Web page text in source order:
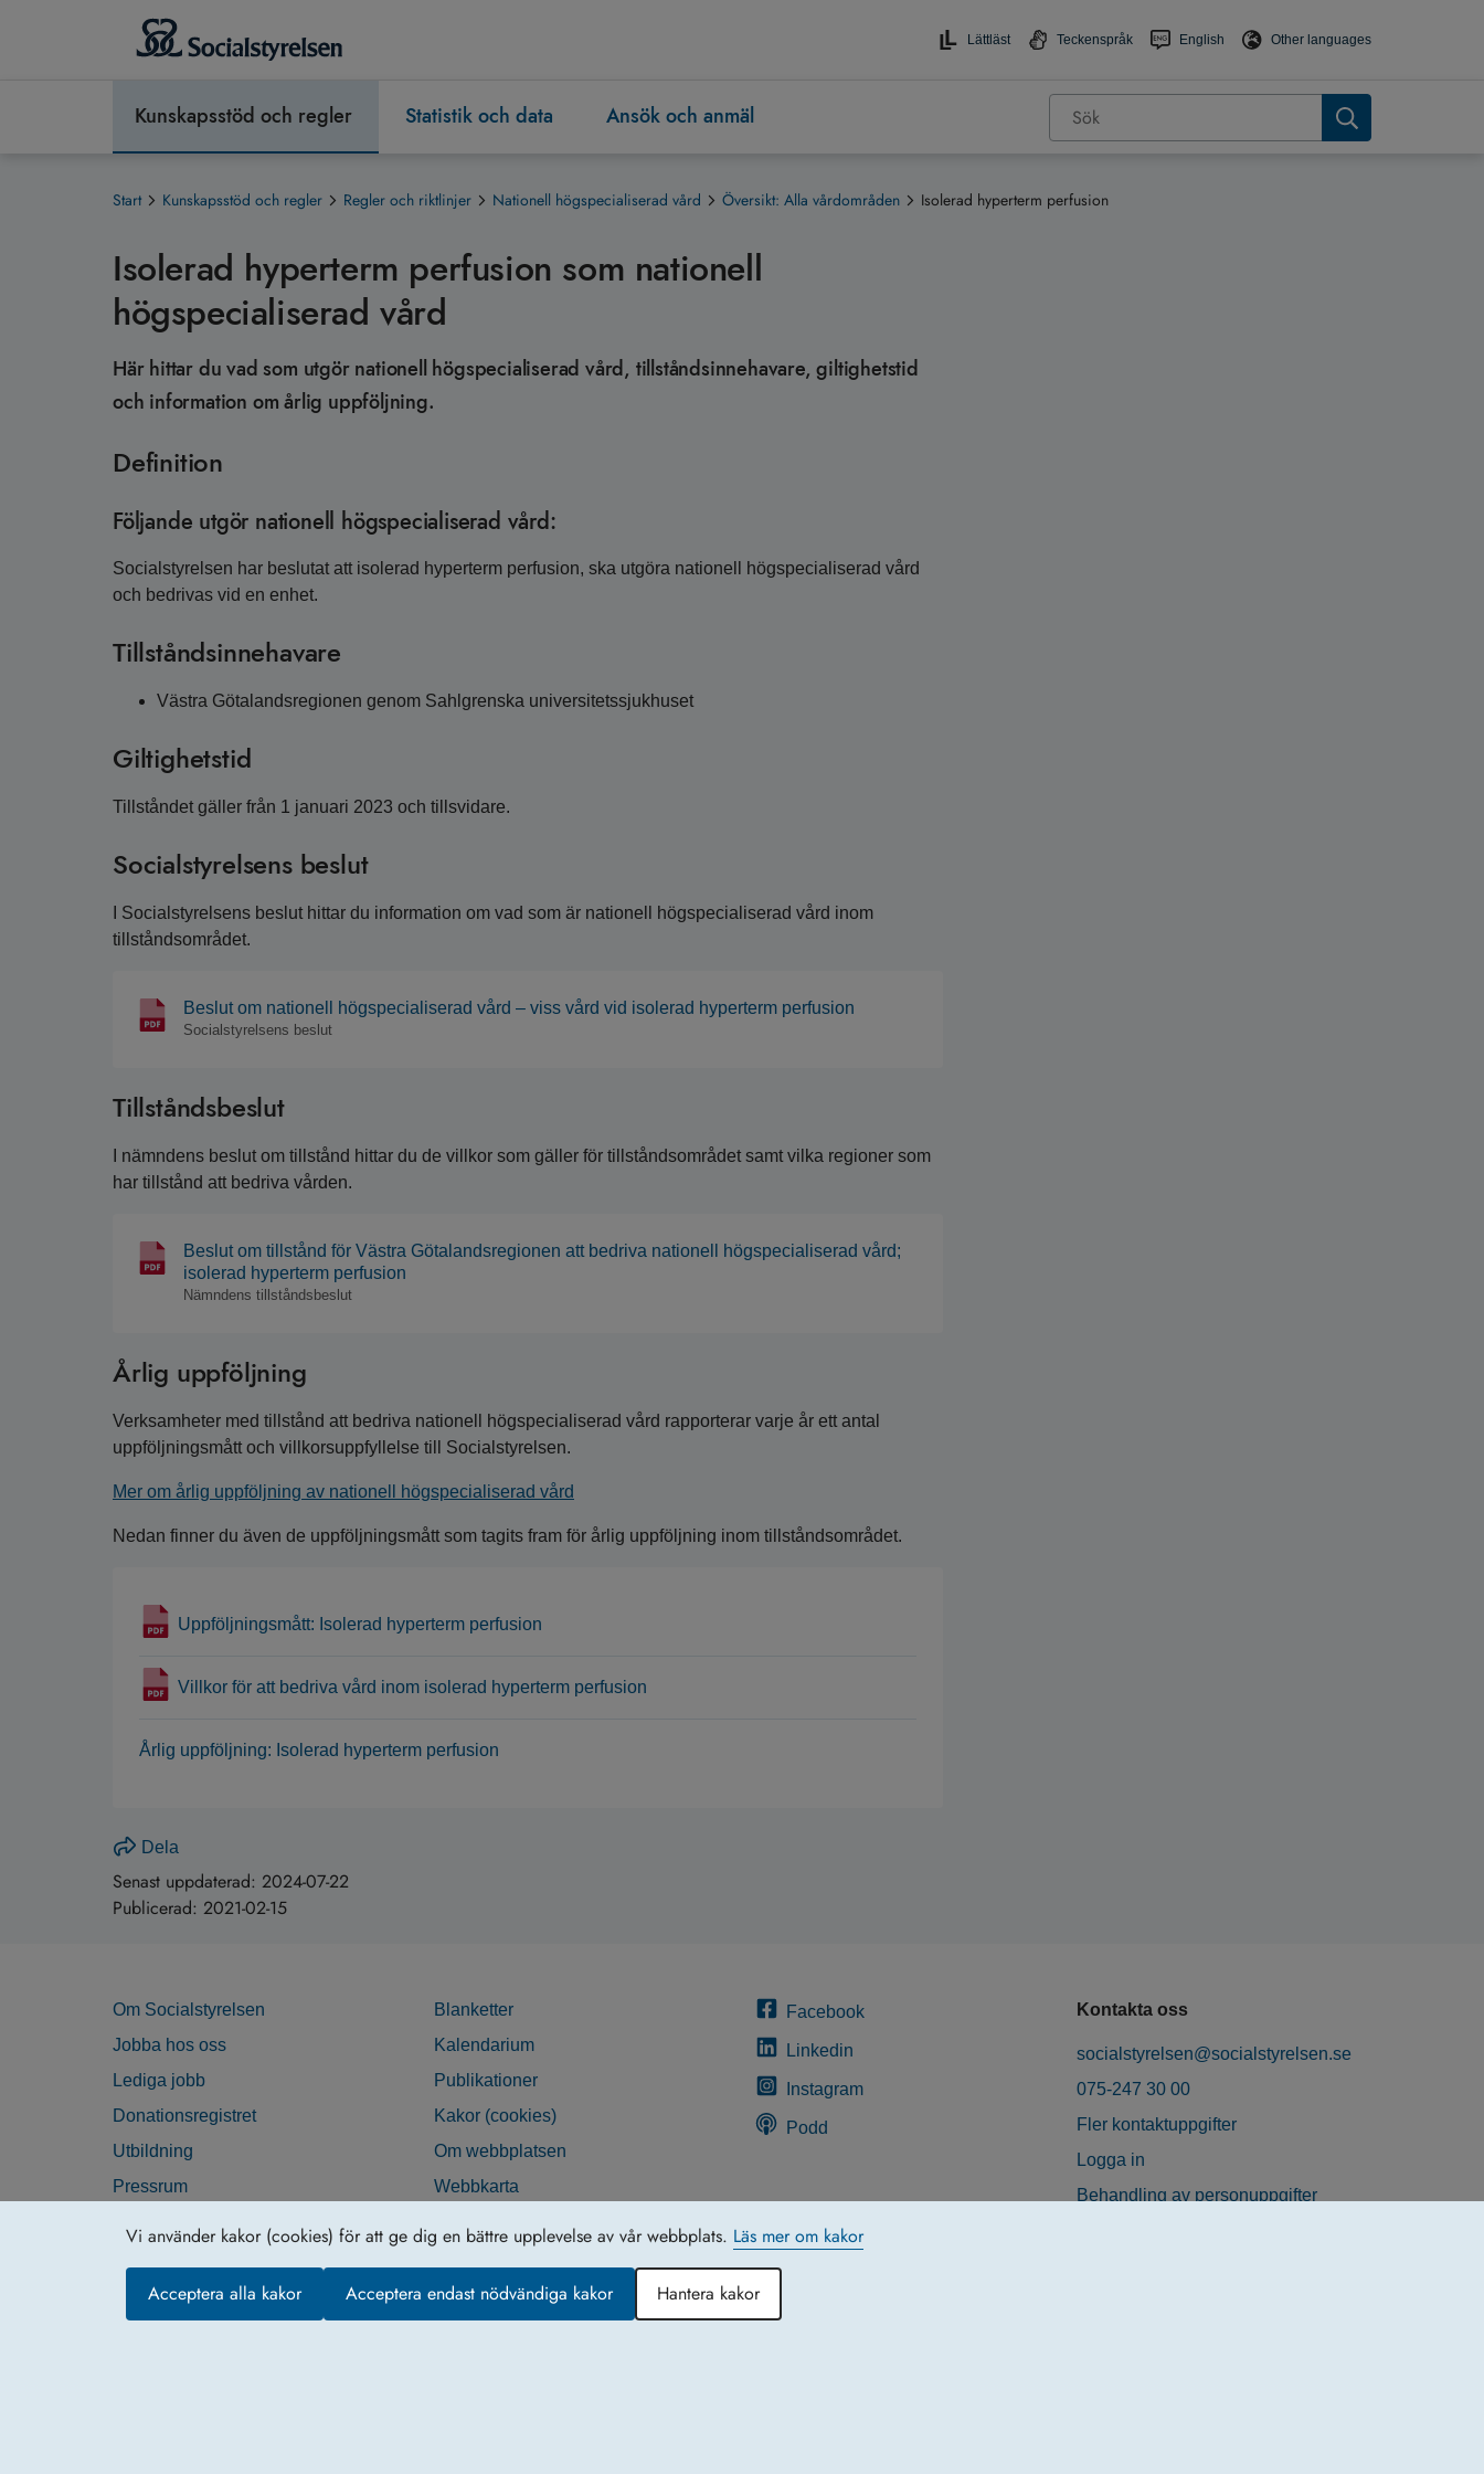
Vi använder kakor (cookies) för att ge dig en bättre upplevelse av vår webbplats. Läs mer om kakor
Acceptera alla kakor Acceptera endast nödvändiga kakor Hantera kakor
Lättläst Teckenspråk English Other languages
Kunskapsstöd och regler Statistik och data Ansök och anmäl
Start Kunskapsstöd och regler Regler och riktlinjer Nationell högspecialiserad vård Översikt: Alla vårdområden Isolerad hyperterm perfusion
Isolerad hyperterm perfusion som nationell
högspecialiserad vård
Här hittar du vad som utgör nationell högspecialiserad vård, tillståndsinnehavare, giltighetstid
och information om årlig uppföljning.
Definition
Följande utgör nationell högspecialiserad vård:
Socialstyrelsen har beslutat att isolerad hyperterm perfusion, ska utgöra nationell högspecialiserad vård
och bedrivas vid en enhet.
Tillståndsinnehavare
Västra Götalandsregionen genom Sahlgrenska universitetssjukhuset
Giltighetstid
Tillståndet gäller från 1 januari 2023 och tillsvidare.
Socialstyrelsens beslut
I Socialstyrelsens beslut hittar du information om vad som är nationell högspecialiserad vård inom
tillståndsområdet.
Beslut om nationell högspecialiserad vård – viss vård vid isolerad hyperterm perfusion
Socialstyrelsens beslut
Tillståndsbeslut
I nämndens beslut om tillstånd hittar du de villkor som gäller för tillståndsområdet samt vilka regioner som
har tillstånd att bedriva vården.
Beslut om tillstånd för Västra Götalandsregionen att bedriva nationell högspecialiserad vård;
isolerad hyperterm perfusion
Nämndens tillståndsbeslut
Årlig uppföljning
Verksamheter med tillstånd att bedriva nationell högspecialiserad vård rapporterar varje år ett antal
uppföljningsmått och villkorsuppfyllelse till Socialstyrelsen.
Mer om årlig uppföljning av nationell högspecialiserad vård
Nedan finner du även de uppföljningsmått som tagits fram för årlig uppföljning inom tillståndsområdet.
Uppföljningsmått: Isolerad hyperterm perfusion
Villkor för att bedriva vård inom isolerad hyperterm perfusion
Årlig uppföljning: Isolerad hyperterm perfusion
Dela
Senast uppdaterad: 2024-07-22
Publicerad: 2021-02-15
Om Socialstyrelsen
Jobba hos oss
Lediga jobb
Donationsregistret
Utbildning
Pressrum
Blanketter
Kalendarium
Publikationer
Kakor (cookies)
Om webbplatsen
Webbkarta
Facebook
Linkedin
Instagram
Podd
Kontakta oss
socialstyrelsen@socialstyrelsen.se
075-247 30 00
Fler kontaktuppgifter
Logga in
Behandling av personuppgifter